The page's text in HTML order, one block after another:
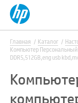
Главная Каталог
Компьютер Персональный
DDR5,512GB,eng usb